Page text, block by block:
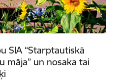
SIA “Starptautiskā
māja” un nosaka tai